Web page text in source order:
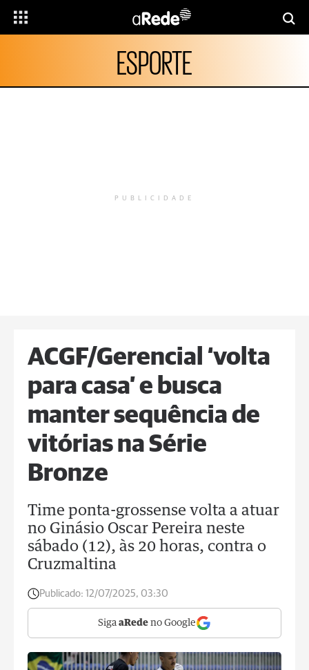
ESPORTE
PUBLICIDADE
ACGF/Gerencial ‘volta
para casa’ e busca
manter sequência de
vitórias na Série
Bronze
Time ponta-grossense volta a atuar
no Ginásio Oscar Pereira neste
sábado (12), às 20 horas, contra o
Cruzmaltina
Publicado: 12/07/2025, 03:30
Siga aRede no Google